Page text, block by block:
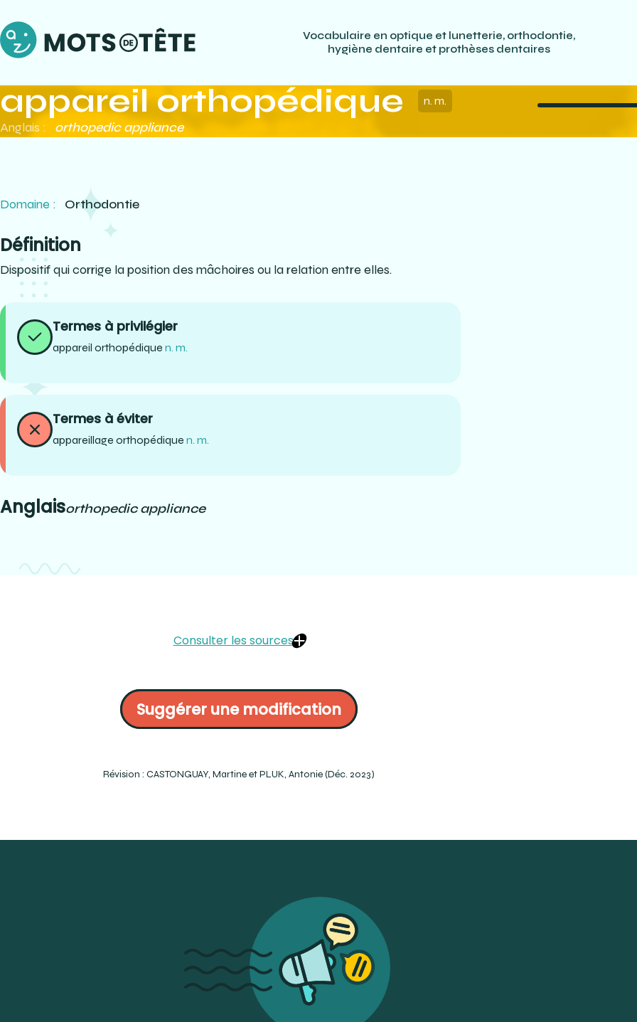
Vocabulaire en optique et lunetterie, orthodontie,
hygiène dentaire et prothèses dentaires
appareil orthopédique n. m.
Anglais : orthopedic appliance
Domaine : Orthodontie
Définition
Dispositif qui corrige la position des mâchoires ou la relation entre elles.
Termes à privilégier
appareil orthopédique n. m.
Termes à éviter
appareillage orthopédique n. m.
Anglaisorthopedic appliance
Consulter les sources
Dr Alain Paquette, orthodontiste :https://www.orthodontiegranby.ca/types-appareils-
Suggérer une modification
Révision : CASTONGUAY, Martine et PLUK, Antonie (Déc. 2023)